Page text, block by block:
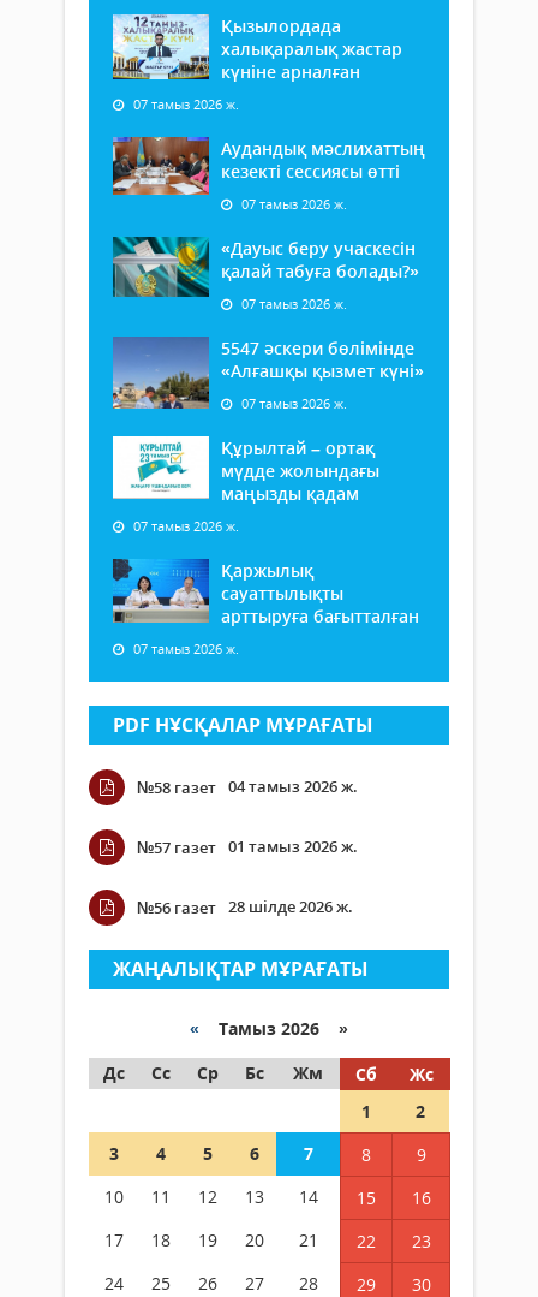
Қызылордада
халықаралық жастар
күніне арналған
07 тамыз 2026 ж.
Аудандық мәслихаттың
кезекті сессиясы өтті
07 тамыз 2026 ж.
«Дауыс беру учаскесін
қалай табуға болады?»
07 тамыз 2026 ж.
5547 әскери бөлімінде
«Алғашқы қызмет күні»
07 тамыз 2026 ж.
Құрылтай – ортақ
мүдде жолындағы
маңызды қадам
07 тамыз 2026 ж.
Қаржылық
сауаттылықты
арттыруға бағытталған
07 тамыз 2026 ж.
PDF НҰСҚАЛАР МҰРАҒАТЫ
№58 газет 04 тамыз 2026 ж.
№57 газет 01 тамыз 2026 ж.
№56 газет 28 шілде 2026 ж.
ЖАҢАЛЫҚТАР МҰРАҒАТЫ
« Тамыз 2026 »
Дс
Сс Ср Бс Жм Сб
Жс
1
2
3
4 5 6 7 8
9
10
11 12 13 14 15
16
17
18 19 20 21 22
23
24
25 26 27 28 29
30